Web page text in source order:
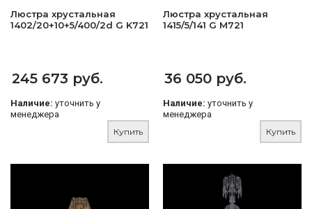
Люстра хрустальная
1402/20+10+5/400/2d G K721
245 673 руб.
Наличие: уточнить у
менеджера
Купить
Люстра хрустальная
1415/5/141 G M721
36 050 руб.
Наличие: уточнить у
менеджера
Купить